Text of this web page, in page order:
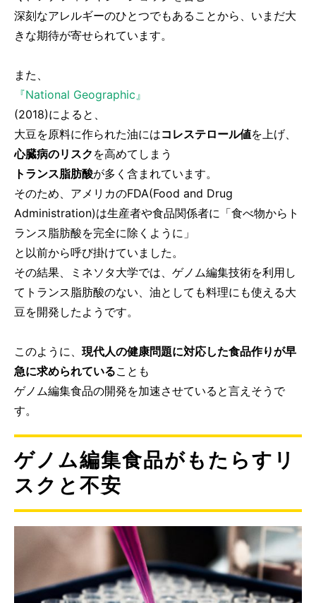
深刻なアレルギーのひとつでもあることから、いまだ大
きな期待が寄せられています。
また、
『National Geographic』
(2018)によると、
大豆を原料に作られた油にはコレステロール値を上げ、
心臓病のリスク を高めてしまう
トランス脂肪酸が多く含まれています。
そのため、アメリカのFDA(Food and Drug
Administration)は生産者や食品関係者に「食べ物からト
ランス脂肪酸を完全に除くように」
と以前から呼び掛けていました。
その結果、ミネソタ大学では、ゲノム編集技術を利用し
てトランス脂肪酸のない、油としても料理にも使える大
豆を開発したようです。
このように、 現代人の健康問題に対応した食品作りが早
急に求められていることも
ゲノム編集食品の開発を加速させていると言えそうで
す。
ゲノム編集食品がもたらすリ
スクと不安